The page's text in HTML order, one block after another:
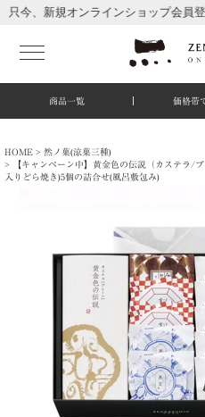
規オンラインショップ会員登録につ
商品一覧 価格帯
HOME
然ノ菓(涼菓三種)
【キャンペーン中】黄金色の伝説（カステラ/
入りどら焼き)5個の詰合せ(風呂敷包み)